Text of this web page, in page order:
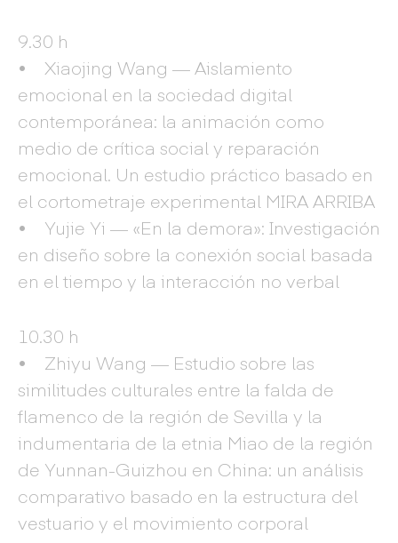
9.30 h
• Xiaojing Wang — Aislamiento
emocional en la sociedad digital
contemporánea: la animación como
medio de crítica social y reparación
emocional. Un estudio práctico basado en
el cortometraje experimental MIRA ARRIBA
• Yujie Yi — «En la demora»: Investigación
en diseño sobre la conexión social basada
en el tiempo y la interacción no verbal
10.30 h
• Zhiyu Wang — Estudio sobre las
similitudes culturales entre la falda de
flamenco de la región de Sevilla y la
indumentaria de la etnia Miao de la región
de Yunnan-Guizhou en China: un análisis
comparativo basado en la estructura del
vestuario y el movimiento corporal